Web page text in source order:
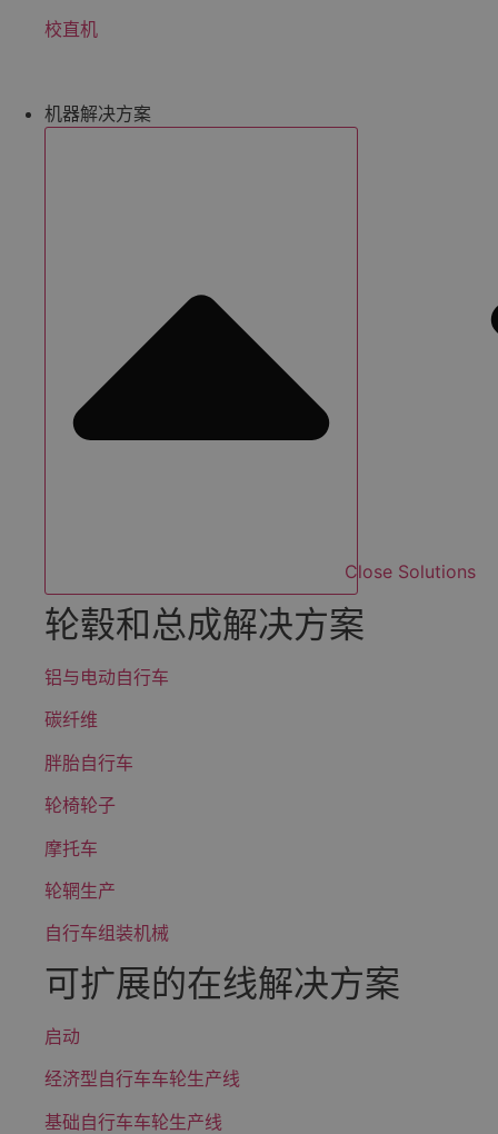
校直机
机器解决方案
Close Solutions
轮毂和总成解决方案
铝与电动自行车
碳纤维
胖胎自行车
轮椅轮子
摩托车
轮辋生产
自行车组装机械
可扩展的在线解决方案
启动
经济型自行车车轮生产线
基础自行车车轮生产线